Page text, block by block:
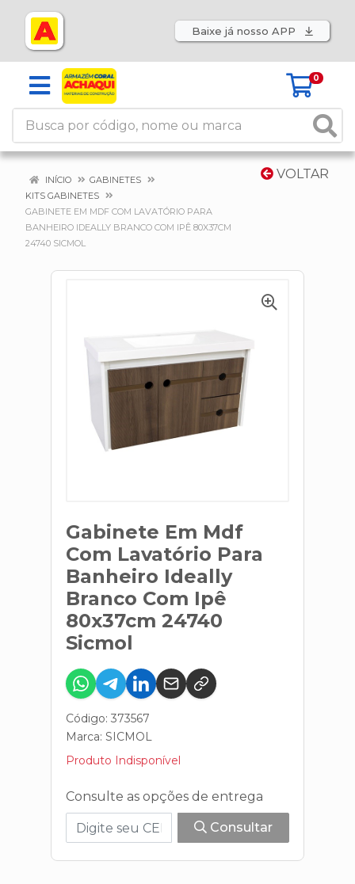
Baixe já nosso APP
0
VOLTAR
INÍCIO
GABINETES
KITS GABINETES
GABINETE EM MDF COM LAVATÓRIO PARA
BANHEIRO IDEALLY BRANCO COM IPÊ 80X37CM
24740 SICMOL
Gabinete Em Mdf
Com Lavatório Para
Banheiro Ideally
Branco Com Ipê
80x37cm 24740
Sicmol
Código: 373567
Marca: SICMOL
Produto Indisponível
Consulte as opções de entrega
Consultar